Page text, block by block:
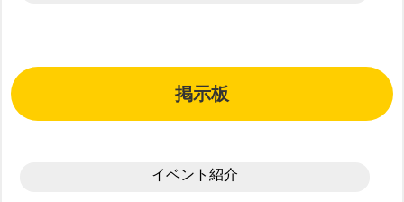
掲示板
イベント紹介